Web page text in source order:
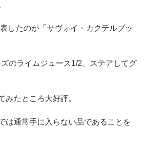
したのが「サヴォイ・カクテルブッ
のライムジュース1/2、ステアしてグ
みたところ大好評。
は通常手に入らない品であることを